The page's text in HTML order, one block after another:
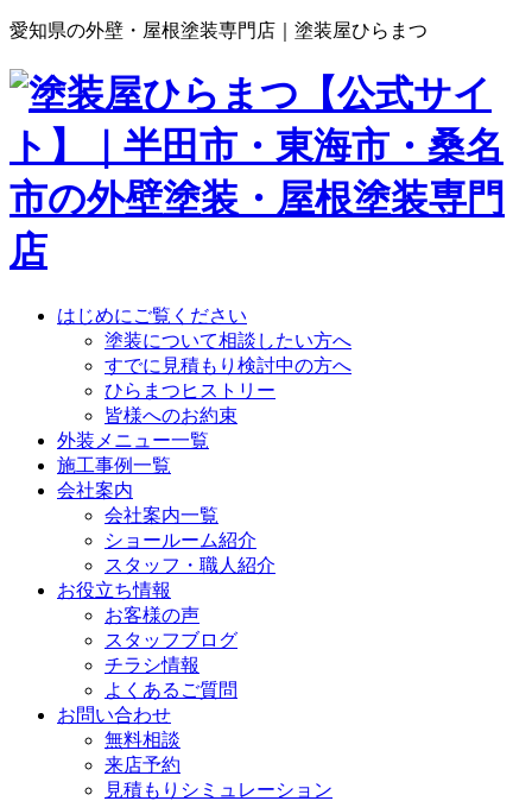
愛知県の外壁・屋根塗装専門店｜塗装屋ひらまつ
はじめにご覧ください
塗装について相談したい方へ
すでに見積もり検討中の方へ
ひらまつヒストリー
皆様へのお約束
外装メニュー一覧
施工事例一覧
会社案内
会社案内一覧
ショールーム紹介
スタッフ・職人紹介
お役立ち情報
お客様の声
スタッフブログ
チラシ情報
よくあるご質問
お問い合わせ
無料相談
来店予約
見積もりシミュレーション